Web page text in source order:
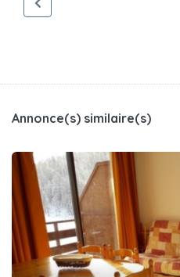
Annonce(s) similaire(s)